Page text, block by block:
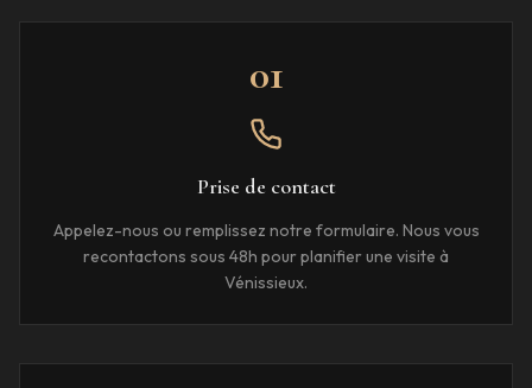
01
Prise de contact
Appelez-nous ou remplissez notre formulaire. Nous vous
recontactons sous 48h pour planifier une visite à
Vénissieux.